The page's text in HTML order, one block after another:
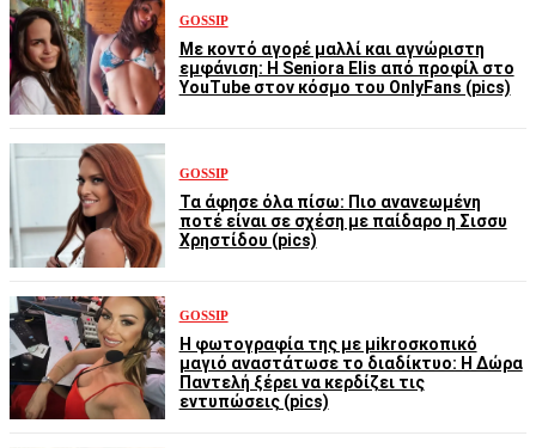
GOSSIP
Με κοντό αγορέ μαλλί και αγνώριστη
εμφάνιση: Η Seniora Elis από προφίλ στο
YouTube στον κόσμο του OnlyFans (pics)
GOSSIP
Τα άφησε όλα πίσω: Πιο ανανεωμένη
ποτέ είναι σε σχέση με παίδαρο η Σισσυ
Χρηστίδου (pics)
GOSSIP
Η φωτογραφία της με μikroσκοπικό
μαγιό αναστάτωσε το διαδίκτυο: Η Δώρα
Παντελή ξέρει να κερδίζει τις
εντυπώσεις (pics)